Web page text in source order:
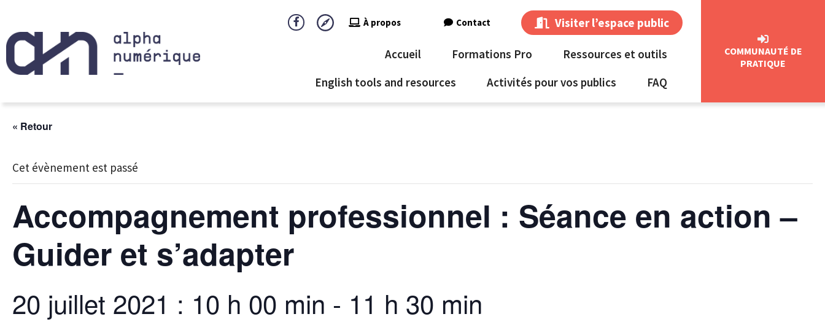
À propos Contact Visiter l’espace public
Accueil Formations Pro
Ressources et outils
English tools and resources
Activités pour vos publics FAQ
COMMUNAUTÉ DE
PRATIQUE
« Retour
Cet évènement est passé
Accompagnement professionnel : Séance en action –
Guider et s’adapter
20 juillet 2021 : 10 h 00 min - 11 h 30 min